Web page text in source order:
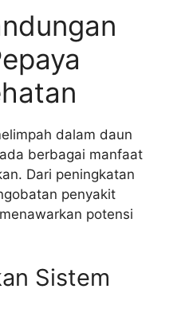
dalam daun
berbagai manfaat
Dari peningkatan
penyakit
potensi
Sistem